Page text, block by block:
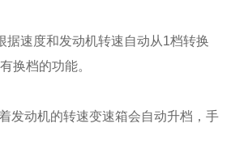
据速度和发动机转速自动从1档转换
换档的功能。
发动机的转速变速箱会自动升档，手